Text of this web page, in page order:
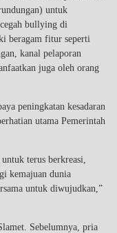
untuk
bullying di
beragam fitur seperti
kanal pelaporan
juga oleh orang
peningkatan kesadaran
utama Pemerintah
terus berkreasi,
kemajuan dunia
untuk diwujudkan,”
Sebelumnya, pria